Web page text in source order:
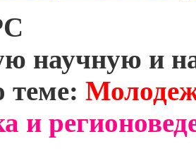
научную и
теме:
и